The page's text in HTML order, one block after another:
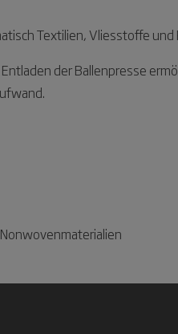
Textilien, Vliesstoffe und
der Ballenpresse